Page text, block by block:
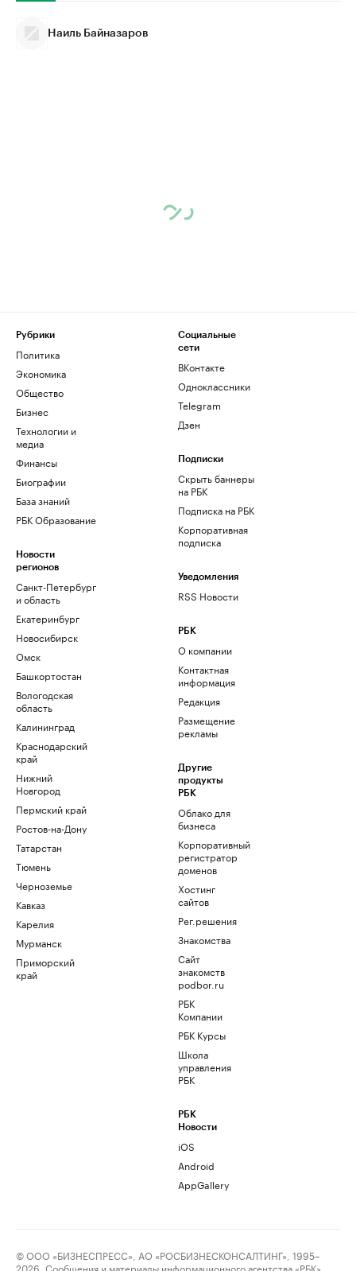
Наиль Байназаров
Рубрики
Политика
Экономика
Общество
Бизнес
Технологии и
медиа
Финансы
Биографии
База знаний
РБК Образование
Новости
регионов
Санкт-Петербург
и область
Екатеринбург
Новосибирск
Омск
Башкортостан
Вологодская
область
Калининград
Краснодарский
край
Нижний
Новгород
Пермский край
Ростов-на-Дону
Татарстан
Тюмень
Черноземье
Кавказ
Карелия
Мурманск
Приморский
край
Социальные
сети
ВКонтакте
Одноклассники
Telegram
Дзен
Подписки
Скрыть баннеры
на РБК
Подписка на РБК
Корпоративная
подписка
Уведомления
RSS Новости
РБК
О компании
Контактная
информация
Редакция
Размещение
рекламы
Другие
продукты
РБК
Облако для
бизнеса
Корпоративный
регистратор
доменов
Хостинг
сайтов
Рег.решения
Знакомства
Сайт
знакомств
podbor.ru
РБК
Компании
РБК Курсы
Школа
управления
РБК
РБК
Новости
iOS
Android
AppGallery
© ООО «БИЗНЕСПРЕСС», АО «РОСБИЗНЕСКОНСАЛТИНГ», 1995–
2026. Сообщения и материалы информационного агентства «РБК»